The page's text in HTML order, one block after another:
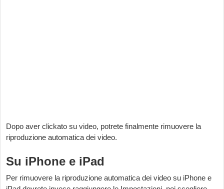
Dopo aver clickato su video, potrete finalmente rimuovere la
riproduzione automatica dei video.
Su iPhone e iPad
Per rimuovere la riproduzione automatica dei video su iPhone e